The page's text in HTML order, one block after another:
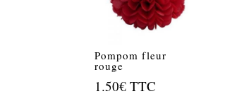
Pompom fleur
rouge
1.50€ TTC